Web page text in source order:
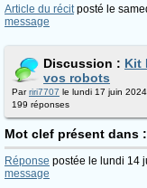
Article du récitposté le
message
Discussion : Kit
vos robots
Parriri7707 le lundi 17 juin
199 réponses
Mot clef présent dans :
Réponse postée le lundi 14
message